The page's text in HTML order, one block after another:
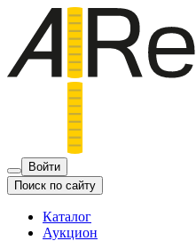
Войти
Поиск по сайту
Каталог
Аукцион